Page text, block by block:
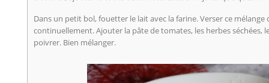
Dans un petit bol, fouetter le lait avec la farine. Verser ce
continuellement. Ajouter la pâte de tomates, les herbes séchées,
poivrer. Bien mélanger.